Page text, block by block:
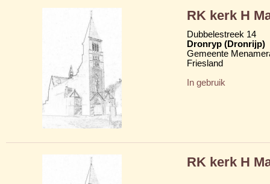
RK kerk H
Dubbelestreek 14
Dronryp (Dronrijp)
Gemeente
Friesland
In gebruik
RK kerk H